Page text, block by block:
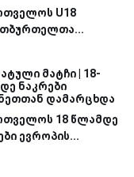
U18
მატჩი | 18-
ნაკრები
დამარცხდა
18 წლამდე
ევროპის...